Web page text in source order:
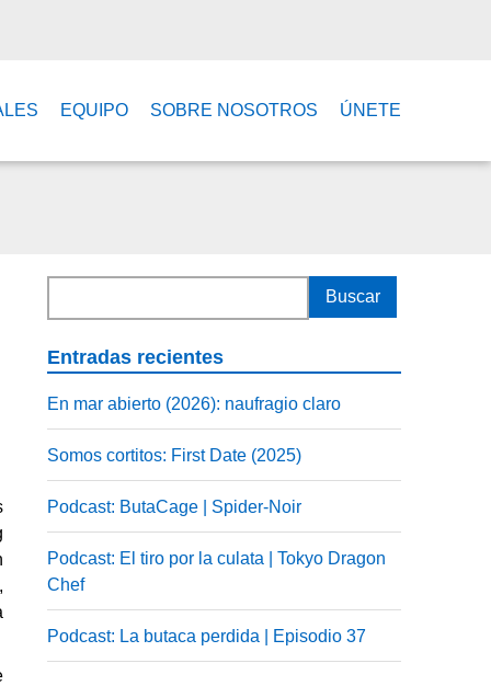
EQUIPO SOBRE NOSOTROS ÚNETE
Entradas recientes
En mar abierto (2026): naufragio claro
Somos cortitos: First Date (2025)
Podcast: ButaCage | Spider-Noir
Podcast: El tiro por la culata | Tokyo Dragon
Chef
Podcast: La butaca perdida | Episodio 37